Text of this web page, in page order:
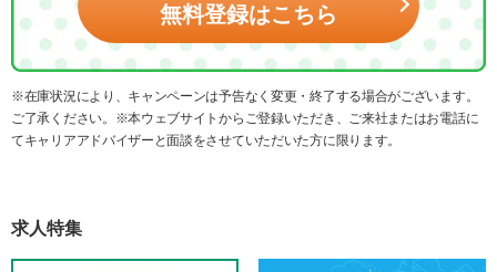
無料登録はこちら
※在庫状況により、キャンペーンは予告なく変更・終了する場合がございます。
ご了承ください。※本ウェブサイトからご登録いただき、ご来社またはお電話に
てキャリアアドバイザーと面談をさせていただいた方に限ります。
求人特集